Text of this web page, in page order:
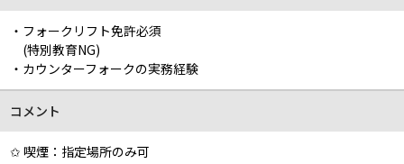
・フォークリフト免許必須
(特別教育NG)
・カウンターフォークの実務経験
コメント
✩ 喫煙：指定場所のみ可